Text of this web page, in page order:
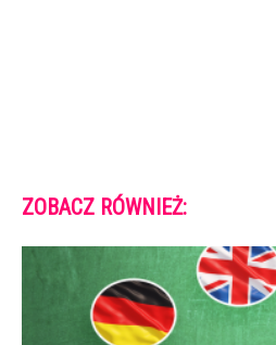
ZOBACZ RÓWNIEŻ: